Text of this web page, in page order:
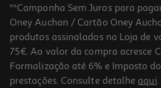
**Campanha Sem Juros para
Oney Auchan / Cartão Oney
produtos assinalados na Loja de
75€. Ao valor da compra acresce
Formalização até 6% e Imposto
prestações. Consulte detalhe aqui.